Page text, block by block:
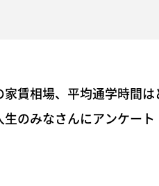
賃相場、平均通学時間
のみなさんにアンケー